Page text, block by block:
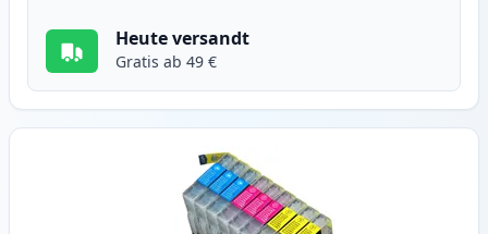
Heute versandt
Gratis ab 49 €